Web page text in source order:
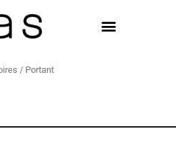
/ Portant